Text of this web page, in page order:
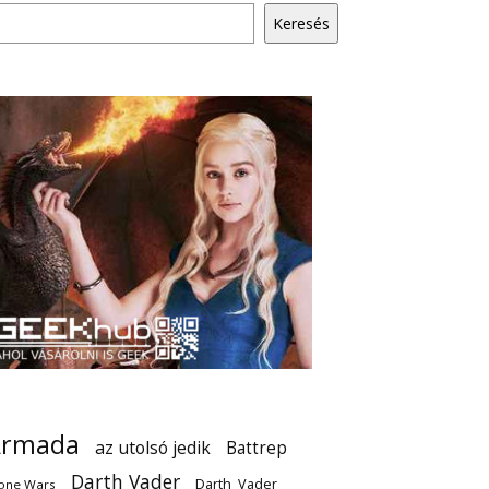
Keresés
az utolsó jedik Battrep
Wars Darth Vader Darth_Vader